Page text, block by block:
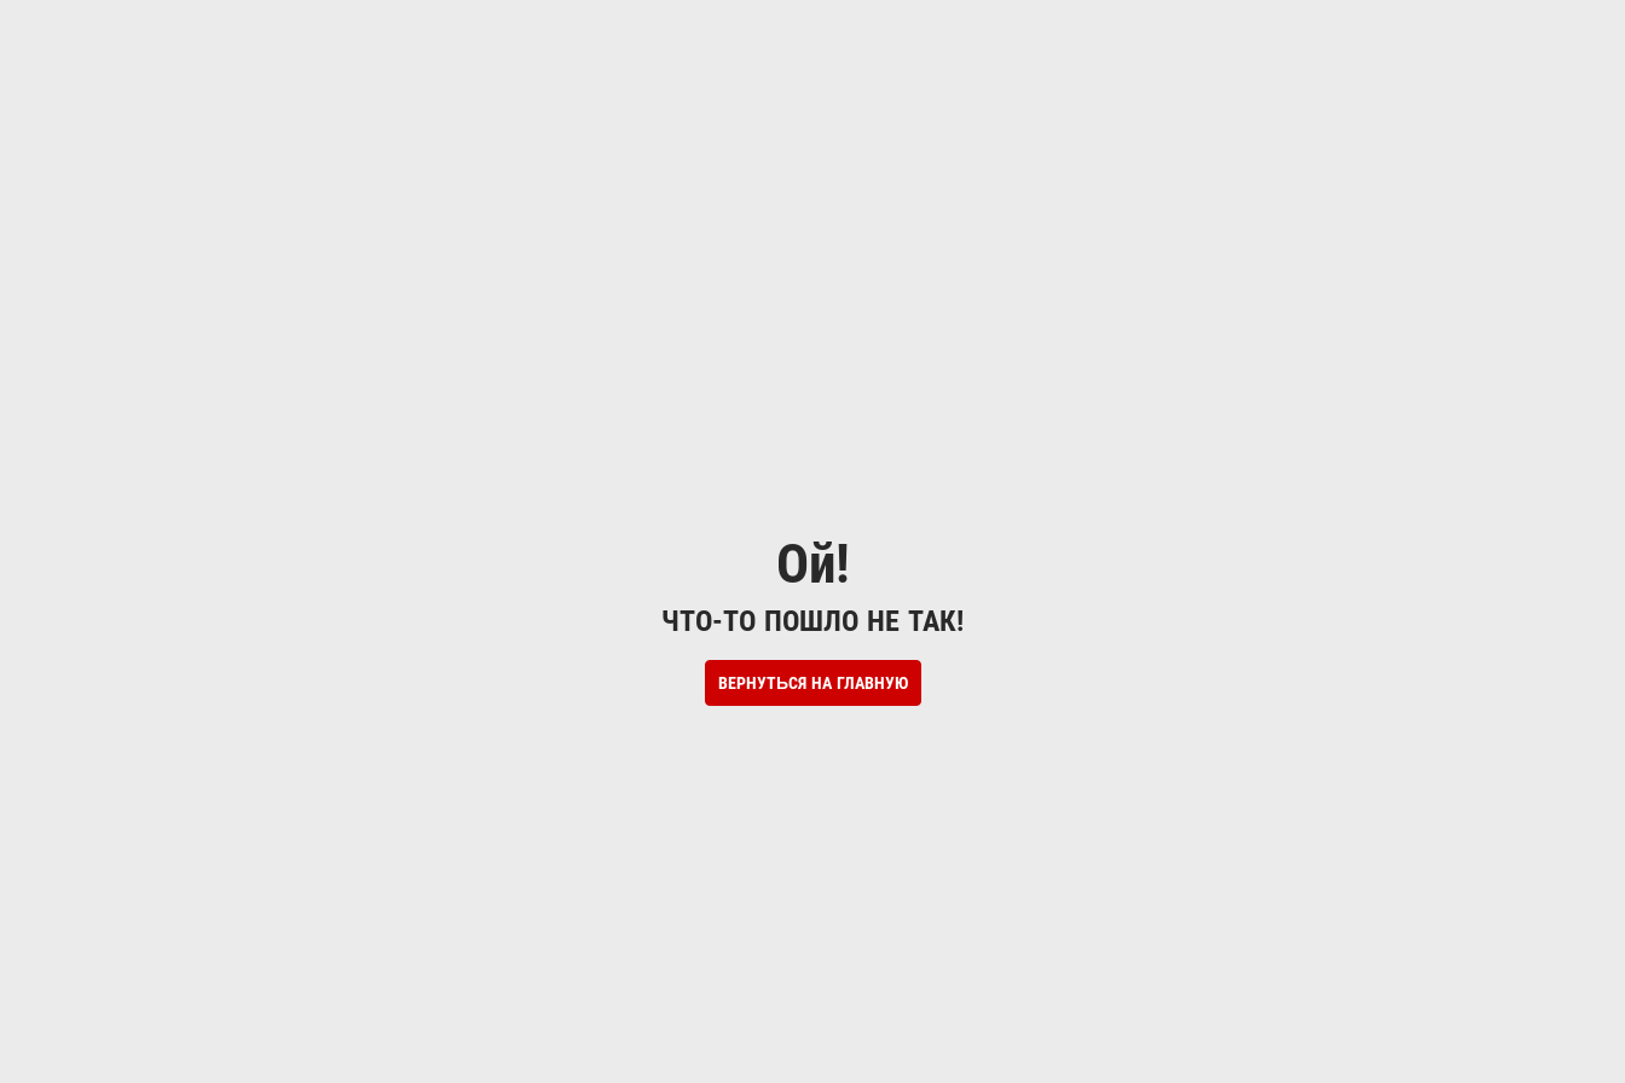
Ой!
ЧТО-ТО ПОШЛО НЕ ТАК!
ВЕРНУТЬСЯ НА ГЛАВНУЮ